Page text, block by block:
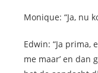
Monique: “Ja, nu
Edwin: “Ja prima,
me maar’ en dan